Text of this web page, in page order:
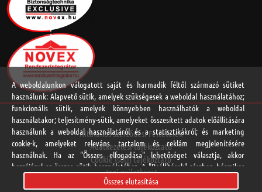
Általános Szerződési Feltételek
Adatkezelési tájékoztató
Cookie (süti) tájékoztató
Jogi nyilatkozat
Online vitarendezési platform
A weboldalunkon válogatott saját és harmadik féltől származó sütiket
használunk: Alapvető sütik, amelyek szükségesek a weboldal használatához;
funkcionális sütik, amelyek könnyebben használhatók a weboldal
használatakor; teljesítmény-sütik, amelyeket összesített adatok előállítására
használunk a weboldal használatáról és a statisztikákról; és marketing
cookie-k, amelyeket releváns tartalom és reklám megjelenítésére
használnak. Ha az "Összes elfogadása" lehetőséget választja, akkor
hozzájárul az összes sütik használatához. A "Beállítások" részben bármikor
elfogadhat és elutasíthat egyedi sütitípusokat, és visszavonhatja a jövőre
vonatkozó beleegyezését.
Összes elutasítása